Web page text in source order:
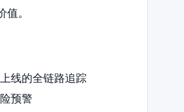
。
线的全链路追踪
预警